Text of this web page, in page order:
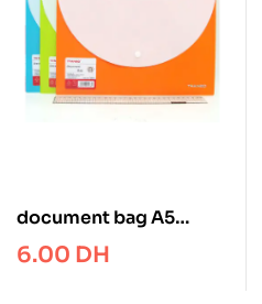
document bag A5
Tranbo
6.00 DH